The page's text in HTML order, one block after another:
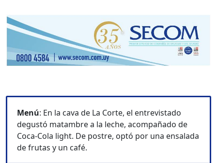
Menú: En la cava de La Corte, el entrevistado
degustó matambre a la leche, acompañado de
Coca-Cola light. De postre, optó por una ensalada
de frutas y un café.